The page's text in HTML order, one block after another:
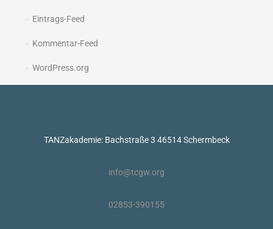
Eintrags-Feed
Kommentar-Feed
WordPress.org
TANZakademie: Bachstraße 3 46514 Schermbeck
info@tcgw.org
02853-390155